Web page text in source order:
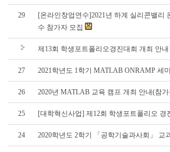
29
[온라인창업연수]2021년 하계 실리콘밸리
수 참가자 모집
제13회 학생포트폴리오경진대회 개최 안내
27 2021학년도 1학기 MATLAB ONRAMP 세
26 2020년 MATLAB 교육 캠프 개최 안내(참
25 [대학혁신사업] 제12회 학생포트폴리오 경
24 2020학년도 2학기 「공학기술과사회」 교